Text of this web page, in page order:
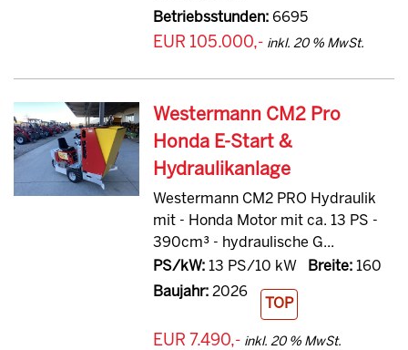
Betriebsstunden:6695
EUR 105.000,- inkl. 20 % MwSt.
Westermann CM2 Pro
Honda E-Start &
Hydraulikanlage
Westermann CM2 PRO Hydraulik
mit - Honda Motor mit ca. 13 PS -
390cm³ - hydraulische G...
PS/kW:13 PS/10 kW Breite:160
Baujahr:2026
TOP
EUR 7.490,- inkl. 20 % MwSt.